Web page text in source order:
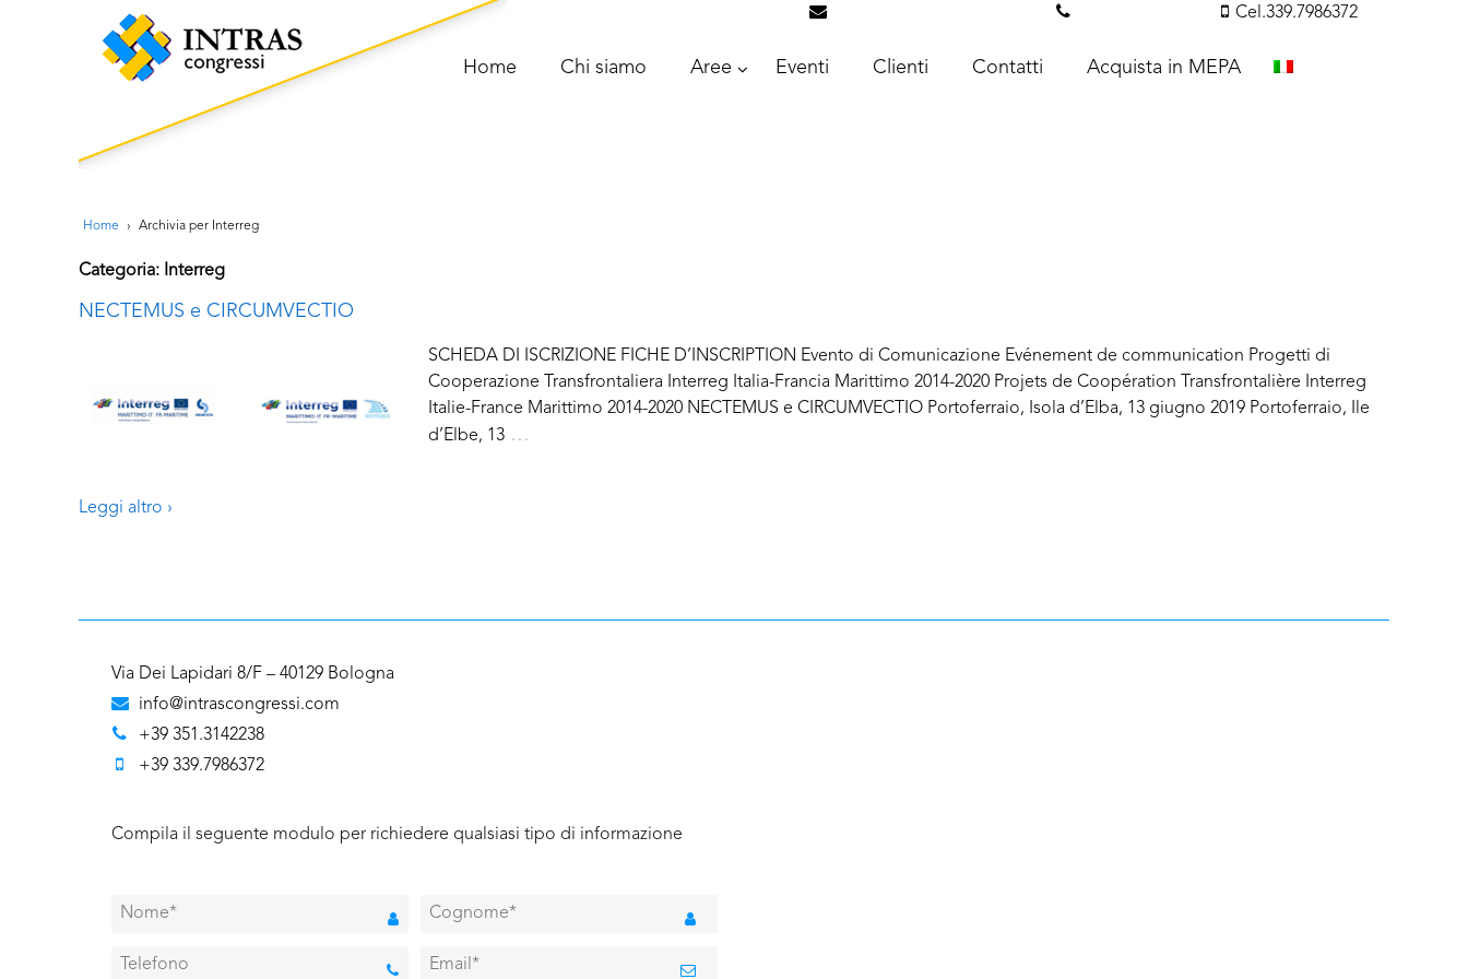
Home Chi siamo Aree Eventi Clienti Contatti Acquista in MEPA
Cel.339.7986372
Home › Archivia per Interreg
Categoria: Interreg
NECTEMUS e CIRCUMVECTIO
SCHEDA DI ISCRIZIONE FICHE D’INSCRIPTION Evento di Comunicazione Evénement de communication Progetti di
Cooperazione Transfrontaliera Interreg Italia-Francia Marittimo 2014-2020 Projets de Coopération Transfrontalière Interreg
Italie-France Marittimo 2014-2020 NECTEMUS e CIRCUMVECTIO Portoferraio, Isola d’Elba, 13 giugno 2019 Portoferraio, Ile
d’Elbe, 13 …
Leggi altro ›
Via Dei Lapidari 8/F – 40129 Bologna
info@intrascongressi.com
+39 351.3142238
+39 339.7986372
Compila il seguente modulo per richiedere qualsiasi tipo di informazione